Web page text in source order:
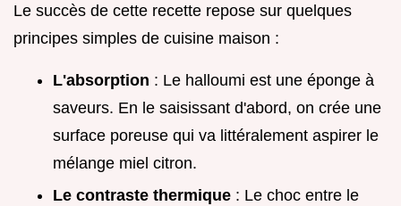
Le succès de cette recette repose sur quelques
principes simples de cuisine maison :
L'absorption : Le halloumi est une éponge à
saveurs. En le saisissant d'abord, on crée une
surface poreuse qui va littéralement aspirer le
mélange miel citron.
Le contraste thermique : Le choc entre le